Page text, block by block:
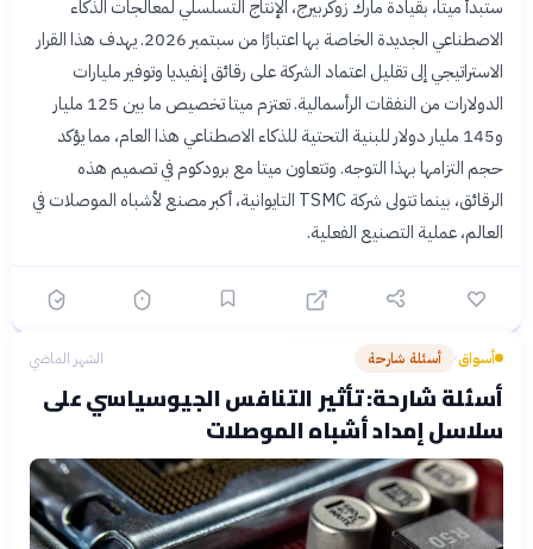
ستبدأ ميتا، بقيادة مارك زوكربيرج، الإنتاج التسلسلي لمعالجات الذكاء
الاصطناعي الجديدة الخاصة بها اعتبارًا من سبتمبر 2026. يهدف هذا القرار
الاستراتيجي إلى تقليل اعتماد الشركة على رقائق إنفيديا وتوفير مليارات
الدولارات من النفقات الرأسمالية. تعتزم ميتا تخصيص ما بين 125 مليار
و145 مليار دولار للبنية التحتية للذكاء الاصطناعي هذا العام، مما يؤكد
حجم التزامها بهذا التوجه. وتتعاون ميتا مع برودكوم في تصميم هذه
الرقائق، بينما تتولى شركة TSMC التايوانية، أكبر مصنع لأشباه الموصلات في
العالم، عملية التصنيع الفعلية.
أسواق› أسئلة شارحة الشهر الماضي
أسئلة شارحة: تأثير التنافس الجيوسياسي على
سلاسل إمداد أشباه الموصلات